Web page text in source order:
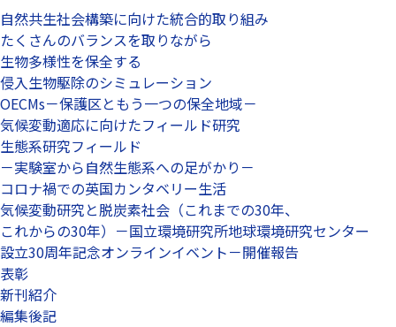
自然共生社会構築に向けた統合的取り組み
たくさんのバランスを取りながら
生物多様性を保全する
侵入生物駆除のシミュレーション
OECMs－保護区ともう一つの保全地域－
気候変動適応に向けたフィールド研究
生態系研究フィールド
－実験室から自然生態系への足がかり－
コロナ禍での英国カンタベリー生活
気候変動研究と脱炭素社会（これまでの30年、
これからの30年）－国立環境研究所地球環境研究センター
設立30周年記念オンラインイベント－開催報告
表彰
新刊紹介
編集後記